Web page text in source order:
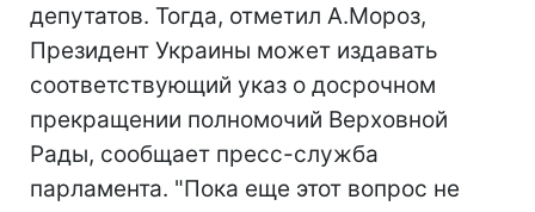
депутатов. Тогда, отметил А.Мороз,
Президент Украины может издавать
соответствующий указ о досрочном
прекращении полномочий Верховной
Рады, сообщает пресс-служба
парламента. "Пока еще этот вопрос не